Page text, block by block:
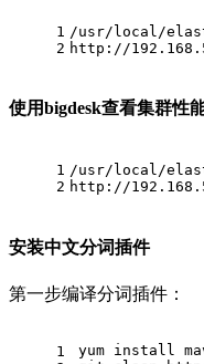
1
2
/usr/local/
http://
使用bigdesk查看集群性
1
2
/usr/local/
http://
安装中文分词插件
第一步编译分词插件：
1
yum install